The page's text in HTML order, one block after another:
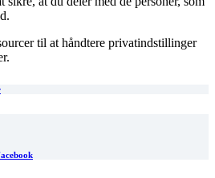
til at håndtere privatindstillinger